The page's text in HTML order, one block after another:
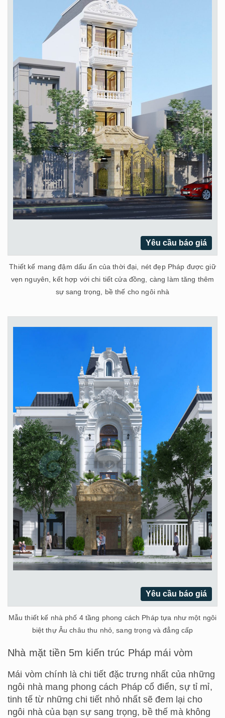
Yêu cầu báo giá
Thiết kế mang đậm dấu ấn của thời đại, nét đẹp Pháp được giữ
vẹn nguyên, kết hợp với chi tiết cửa đồng, càng làm tăng thêm
sự sang trọng, bề thế cho ngôi nhà
Yêu cầu báo giá
Mẫu thiết kế nhà phố 4 tầng phong cách Pháp tựa như một ngôi
biệt thự Âu châu thu nhỏ, sang trọng và đẳng cấp
Nhà mặt tiền 5m kiến trúc Pháp mái vòm
Mái vòm chính là chi tiết đặc trưng nhất của những
ngôi nhà mang phong cách Pháp cổ điển, sự tỉ mỉ,
tinh tế từ những chi tiết nhỏ nhất sẽ đem lại cho
ngôi nhà của bạn sự sang trọng, bề thế mà không